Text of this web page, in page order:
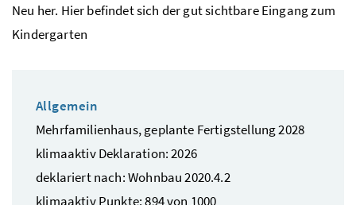
Neu her. Hier beﬁndet sich der gut sichtbare Eingang zum
Kindergarten
Allgemein
Mehrfamilienhaus, geplante Fertigstellung 2028
klimaaktiv Deklaration: 2026
deklariert nach: Wohnbau 2020.4.2
klimaaktiv Punkte: 894 von 1000